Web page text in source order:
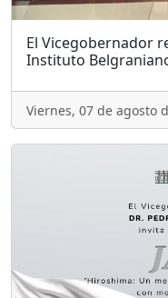
El Vicegobernador
Instituto
Viernes, 07 de agosto